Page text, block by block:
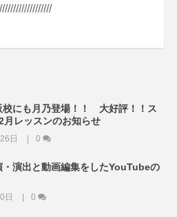
校にも月乃登場！！ 大好評！！ス
レッスンのお知らせ
日 0
・演出と動画編集をしたYouTubeの
日 0